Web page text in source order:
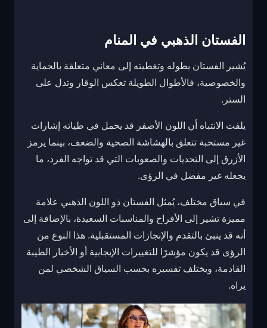
الفستان الذهبي في المنام
يُشير الفستان بطوله وتغطيته إلى معاني متعلقة بالحماية
والخصوصية، فالأطوال الطويلة تعكس الوقار وتدل على
الستر.
يلفت الانتباه أن اللون الأصفر قد يحمل في طياته إشارات
غير مستحبة تتعلق بالهشاشة الصحية والضعف، بينما يرمز
الأزرق إلى التحديات والصعوبات التي قد تواجه الفرد، ما
يجعله غير مفضل في الرؤى.
في سياق مختلف، يُمثل الفستان ذو اللون الذهبي علامة
مميزة تشير إلى الأفراح والمناسبات السعيدة، بالإضافة إلى
أنه قد ينبئ بالتقدم والإنجازات المستقبلية. هذا النوع من
الرؤى قد يكون مؤشرًا للتغييرات الإيجابية أو الأخبار الطيبة
القادمة، ويختلف تفسيره بحسب السياق الشخصي لمن
يراه.